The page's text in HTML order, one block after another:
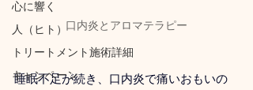
心に響く
人（ヒト）
トリートメント施術詳細
キャンペーン
口内炎とアロマテラピー
睡眠不足が続き、口内炎で痛いおもいの